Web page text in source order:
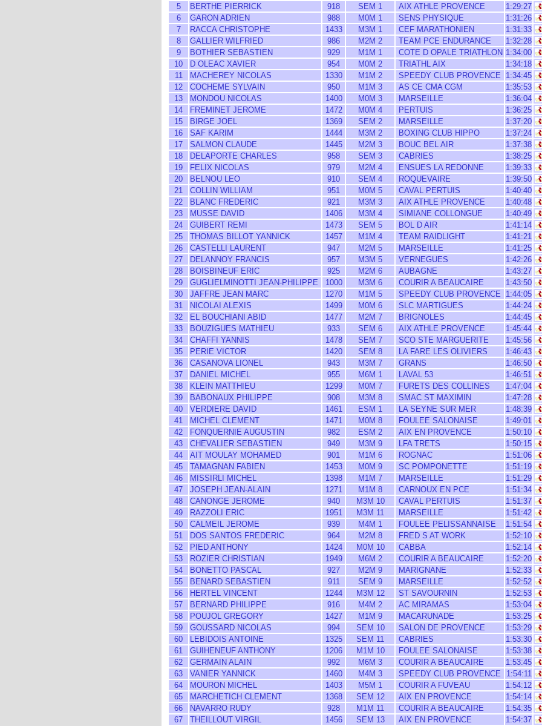
5
BERTHE PIERRICK 918 SEM 1 AIX ATHLE PROVENCE
1:29:27
6
GARON ADRIEN 988 M0M 1 SENS PHYSIQUE
1:31:26
7
RACCA CHRISTOPHE 1433 M3M 1 CEF MARATHONIEN
1:31:33
8
GALLIER WILFRIED 986 M2M 2 TEAM PCE ENDURANCE
1:32:28
9
BOTHIER SEBASTIEN 929 M1M 1 COTE D OPALE TRIATHLON 1:34:00
10
D OLEAC XAVIER 954 M0M 2 TRIATHL AIX
1:34:18
11
MACHEREY NICOLAS 1330 M1M 2 SPEEDY CLUB PROVENCE
1:34:45
12
COCHEME SYLVAIN 950 M1M 3 AS CE CMA CGM
1:35:53
13
MONDOU NICOLAS 1400 M0M 3 MARSEILLE
1:36:04
14
FREMINET JEROME 1472 M0M 4 PERTUIS
1:36:25
15
BIRGE JOEL 1369 SEM 2 MARSEILLE
1:37:20
16
SAF KARIM 1444 M3M 2 BOXING CLUB HIPPO
1:37:24
17
SALMON CLAUDE 1445 M2M 3 BOUC BEL AIR
1:37:38
18
DELAPORTE CHARLES 958 SEM 3 CABRIES
1:38:25
19
FELIX NICOLAS 979 M2M 4 ENSUES LA REDONNE
1:39:33
20
BELNOU LEO 910 SEM 4 ROQUEVAIRE
1:39:50
21
COLLIN WILLIAM 951 M0M 5 CAVAL PERTUIS
1:40:40
22
BLANC FREDERIC 921 M3M 3 AIX ATHLE PROVENCE
1:40:48
23
MUSSE DAVID 1406 M3M 4 SIMIANE COLLONGUE
1:40:49
24
GUIBERT REMI 1473 SEM 5 BOL D AIR
1:41:14
25
THOMAS BILLOT YANNICK 1457 M1M 4 TEAM RAIDLIGHT
1:41:21
26
CASTELLI LAURENT 947 M2M 5 MARSEILLE
1:41:25
27
DELANNOY FRANCIS 957 M3M 5 VERNEGUES
1:42:26
28
BOISBINEUF ERIC 925 M2M 6 AUBAGNE
1:43:27
29
GUGLIELMINOTTI JEAN-PHILIPPE 1000 M3M 6 COURIR A BEAUCAIRE
1:43:50
30
JAFFRE JEAN MARC 1270 M1M 5 SPEEDY CLUB PROVENCE
1:44:05
31
NICOLAI ALEXIS 1499 M0M 6 SLC MARTIGUES
1:44:24
32
EL BOUCHIANI ABID 1477 M2M 7 BRIGNOLES
1:44:45
33
BOUZIGUES MATHIEU 933 SEM 6 AIX ATHLE PROVENCE
1:45:44
34
CHAFFI YANNIS 1478 SEM 7 SCO STE MARGUERITE
1:45:56
35
PERIE VICTOR 1420 SEM 8 LA FARE LES OLIVIERS
1:46:43
36
CASANOVA LIONEL 943 M3M 7 GRANS
1:46:50
37
DANIEL MICHEL 955 M6M 1 LAVAL 53
1:46:51
38
KLEIN MATTHIEU 1299 M0M 7 FURETS DES COLLINES
1:47:04
39
BABONAUX PHILIPPE 908 M3M 8 SMAC ST MAXIMIN
1:47:28
40
VERDIERE DAVID 1461 ESM 1 LA SEYNE SUR MER
1:48:39
41
MICHEL CLEMENT 1471 M0M 8 FOULEE SALONAISE
1:49:01
42
FONQUERNIE AUGUSTIN 982 ESM 2 AIX EN PROVENCE
1:50:10
43
CHEVALIER SEBASTIEN 949 M3M 9 LFA TRETS
1:50:15
44
AIT MOULAY MOHAMED 901 M1M 6 ROGNAC
1:51:06
45
TAMAGNAN FABIEN 1453 M0M 9 SC POMPONETTE
1:51:19
46
MISSIRLI MICHEL 1398 M1M 7 MARSEILLE
1:51:29
47
JOSEPH JEAN-ALAIN 1271 M1M 8 CARNOUX EN PCE
1:51:34
48
CANONGE JEROME 940 M3M 10 CAVAL PERTUIS
1:51:37
49
RAZZOLI ERIC 1951 M3M 11 MARSEILLE
1:51:42
50
CALMEIL JEROME 939 M4M 1 FOULEE PELISSANNAISE
1:51:54
51
DOS SANTOS FREDERIC 964 M2M 8 FRED S AT WORK
1:52:10
52
PIED ANTHONY 1424 M0M 10 CABBA
1:52:14
53
ROZIER CHRISTIAN 1949 M6M 2 COURIR A BEAUCAIRE
1:52:20
54
BONETTO PASCAL 927 M2M 9 MARIGNANE
1:52:33
55
BENARD SEBASTIEN 911 SEM 9 MARSEILLE
1:52:52
56
HERTEL VINCENT 1244 M3M 12 ST SAVOURNIN
1:52:53
57
BERNARD PHILIPPE 916 M4M 2 AC MIRAMAS
1:53:04
58
POUJOL GREGORY 1427 M1M 9 MACARUNADE
1:53:25
59
GOUSSARD NICOLAS 994 SEM 10 SALON DE PROVENCE
1:53:29
60
LEBIDOIS ANTOINE 1325 SEM 11 CABRIES
1:53:30
61
GUIHENEUF ANTHONY 1206 M1M 10 FOULEE SALONAISE
1:53:38
62
GERMAIN ALAIN 992 M6M 3 COURIR A BEAUCAIRE
1:53:45
63
VANIER YANNICK 1460 M4M 3 SPEEDY CLUB PROVENCE
1:54:11
64
MOURON MICHEL 1403 M5M 1 COURIR A FUVEAU
1:54:12
65
MARCHETICH CLEMENT 1368 SEM 12 AIX EN PROVENCE
1:54:14
66
NAVARRO RUDY 928 M1M 11 COURIR A BEAUCAIRE
1:54:35
67
THEILLOUT VIRGIL 1456 SEM 13 AIX EN PROVENCE
1:54:37